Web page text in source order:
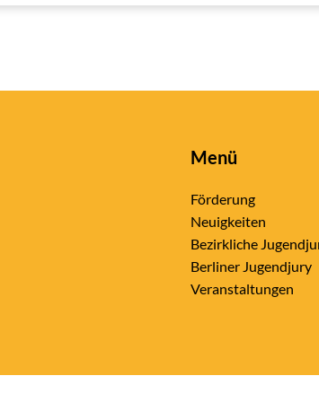
Menü
Förderung
Neuigkeiten
Bezirkliche
Berliner Jugendjury
Veranstaltungen